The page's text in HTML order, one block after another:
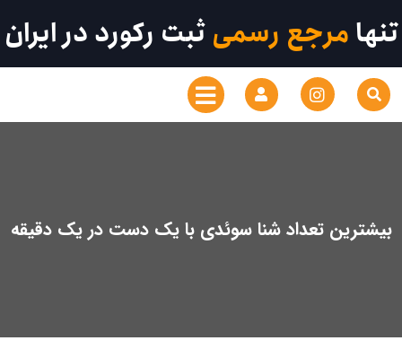
تنهامرجع رسمیثبت رکورد در ایران
بیشترین تعداد شنا سوئدی با یک دست در یک دقیقه